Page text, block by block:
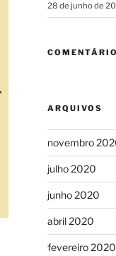
28 de junho de
ARQUIVOS
novembro
julho 2020
junho 2020
abril 2020
fevereiro 2020